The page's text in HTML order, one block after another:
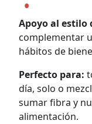
Apoyo al estilo
complementar
hábitos de
Perfecto para:
día, solo o
sumar fibra y
alimentación.